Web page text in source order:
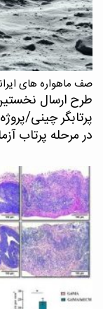
صف ماهواره های
طرح ارسال
پرتابگر چینی/
در مرحله پرتاب